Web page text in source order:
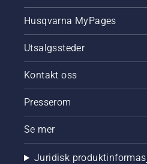
Husqvarna MyPages
Utsalgssteder
Kontakt oss
Presserom
Se mer
Juridisk